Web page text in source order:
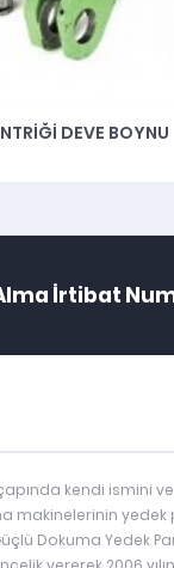
DEVE BOYNU
İrtibat
kendi ismini ve
makinelerinin yedek
Dokuma Yedek